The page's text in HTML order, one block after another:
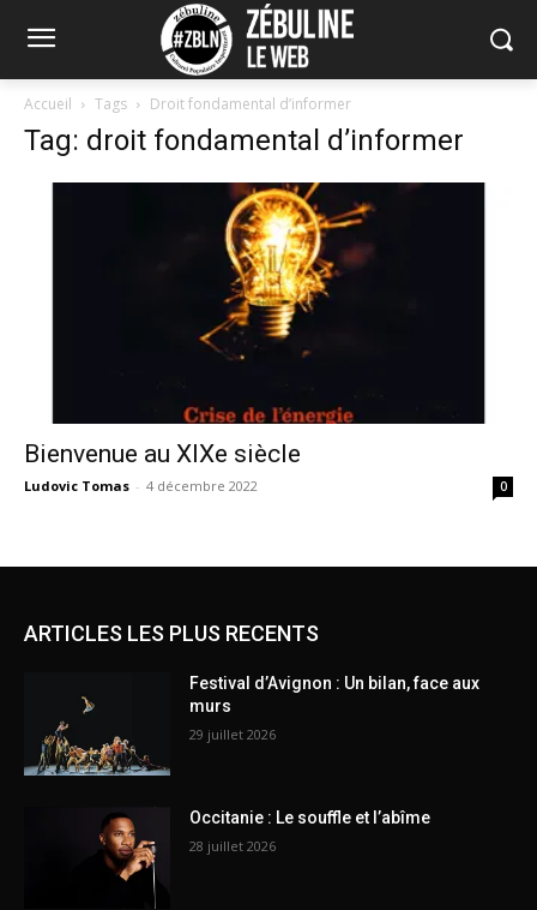
Accueil Tags Droit fondamental d’informer
Tag: droit fondamental d’informer
Bienvenue au XIXe siècle
Ludovic Tomas - 4 décembre 2022 0
ARTICLES LES PLUS RECENTS
Festival d’Avignon : Un bilan, face aux
murs
29 juillet 2026
Occitanie : Le souffle et l’abîme
28 juillet 2026